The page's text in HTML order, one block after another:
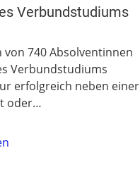
Verbundstudiums
von 740 Absolventinnen
Verbundstudiums
erfolgreich neben einer
oder…